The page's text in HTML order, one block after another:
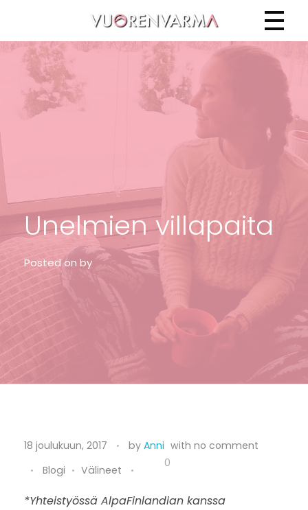
Vuorenvarma
Unelmien villapaita
Posted on by
U
n
e
18 joulukuun, 2017 by Anni with no comment
Blogi
Välineet
0
*Yhteistyössä AlpaFinlandian kanssa